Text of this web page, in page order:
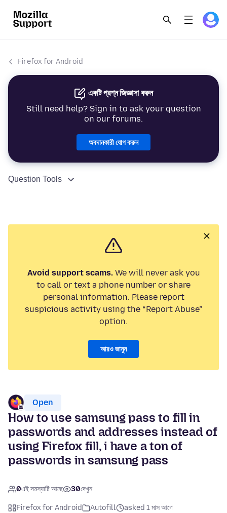
Firefox for Android
একটি প্রশ্ন জিজ্ঞাসা করুন
Still need help? Sign in to ask your question
on our forums.
অবদানকারী যোগ করুন
Question Tools
Avoid support scams.We will never ask you
to call or text a phone number or share
personal information. Please report
suspicious activity using the “Report Abuse”
option.
আরও জানুন
Open
How to use samsung pass to fill in
passwords and addresses instead of
using Firefox fill, i have a ton of
passwords in samsung pass
0এই সমস্যাটি আছে 30দেখুন
Firefox for Android Autofill asked 1 মাস আগে